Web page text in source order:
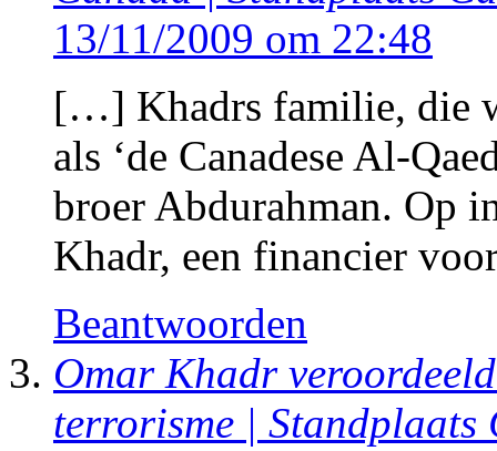
13/11/2009 om 22:48
[…] Khadrs familie, die
als ‘de Canadese Al-
broer Abdurahman. Op
Khadr, een financier
Beantwoorden
Omar Khadr
terrorisme | Standplaats